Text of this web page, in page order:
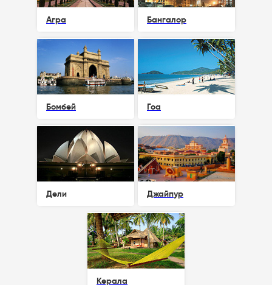
Агра Бангалор
Бомбей Гоа
Дели Джайпур
Керала